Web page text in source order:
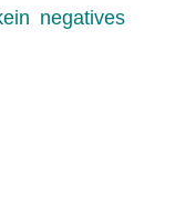
negatives